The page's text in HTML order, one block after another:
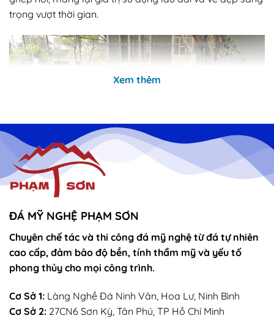
trọng vượt thời gian.
Bộ bàn ghế biệt thự đá tự nhiên nguyên khối đẹp
Xem thêm
ĐÁ MỸ NGHỆ PHẠM SƠN
Chuyên chế tác và thi công đá mỹ nghệ từ đá tự nhiên
cao cấp, đảm bảo độ bền, tính thẩm mỹ và yếu tố
phong thủy cho mọi công trình.
Cơ Sở 1: Làng Nghề Đá Ninh Vân, Hoa Lư, Ninh Bình
Cơ Sở 2: 27CN6 Sơn Kỳ, Tân Phú, TP Hồ Chí Minh